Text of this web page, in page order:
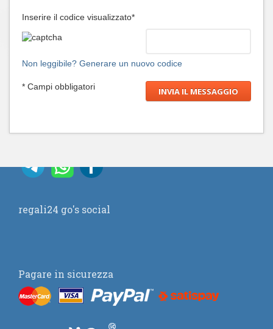
Inserire il codice visualizzato*
Non leggibile? Generare un nuovo codice
* Campi obbligatori
regali24 go's social
Pagare in sicurezza